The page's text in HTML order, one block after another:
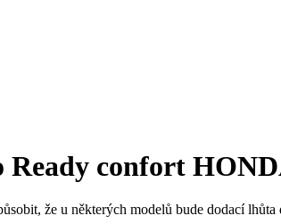
Ready confort
že u některých modelů bude dodací